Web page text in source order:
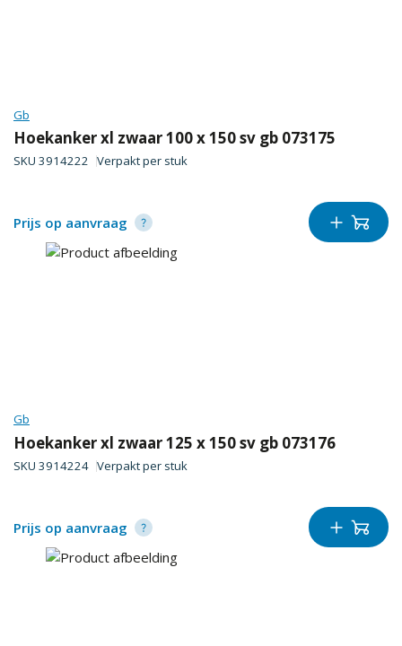
Gb
Hoekanker xl zwaar 100 x 150 sv gb 073175
SKU 3914222 Verpakt per stuk
Prijs op aanvraag
Gb
Hoekanker xl zwaar 125 x 150 sv gb 073176
SKU 3914224 Verpakt per stuk
Prijs op aanvraag